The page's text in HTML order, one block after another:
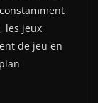
les jeux
de jeu en